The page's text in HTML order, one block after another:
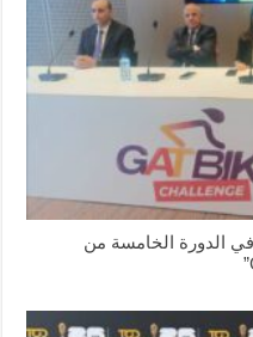
منهم إناث في الدورة الخامسة من